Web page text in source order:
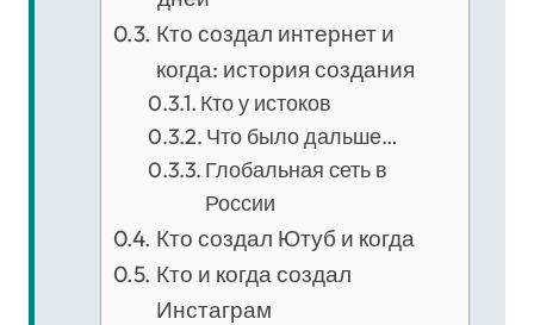
Кто создал интернет и
когда: история создания
Кто у истоков
Что было дальше…
Глобальная сеть в
России
Кто создал Ютуб и когда
Кто и когда создал
Инстаграм